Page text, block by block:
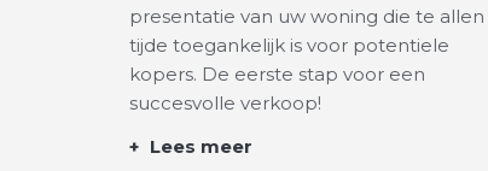
presentatie van uw woning die te allen
tijde toegankelijk is voor potentiele
kopers. De eerste stap voor een
succesvolle verkoop!
+ Lees meer